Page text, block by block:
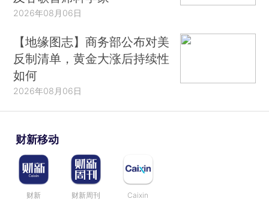
2026年08月06日
【地缘图志】商务部公布对美
反制清单，黄金大涨后持续性
如何
2026年08月06日
财新移动
财新 财新周刊 Caixin